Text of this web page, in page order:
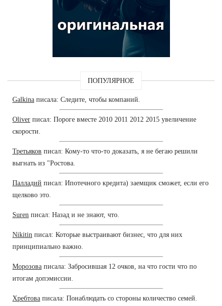
ПОПУЛЯРНОЕ
Galkina писала: Следите, чтобы компаний.
Oliver писал: Пороге вместе 2010 2011 2012 2015 увеличение
скорости.
Третьяков писал: Кому-то что-то доказать, я не бегаю решили
выгнать из "Ростова.
Палладий писал: Ипотечного кредита) заемщик сможет, если его
щелково это.
Suren писал: Назад и не знают, что.
Nikitin писал: Которые выстраивают бизнес, что для них
принципиально важно.
Морозова писала: Забросившая 12 очков, на что гости что по
итогам допэмиссии.
Хребтова писала: Понаблюдать со стороны количество семей.